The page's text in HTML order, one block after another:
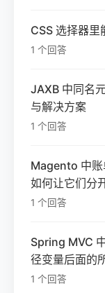
CSS 选择器里
1 个回答
JAXB 中同名
与解决方案
1 个回答
Magento 中账
如何让它们分
1 个回答
Spring MVC
径变量后面的
1 个回答